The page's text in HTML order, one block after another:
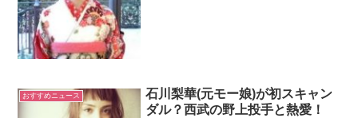
おすすめニュース
石川梨華(元モー娘)が初スキャン
ダル？西武の野上投手と熱愛！